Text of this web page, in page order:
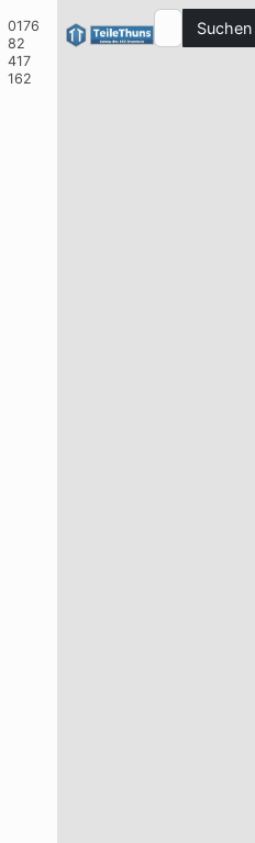
0176
82
417
162
Suchen